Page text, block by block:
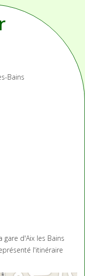
Bains
gare d'Aix les Bains
l'itinéraire